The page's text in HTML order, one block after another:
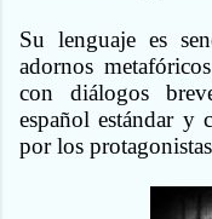
Su lenguaje es
adornos
con diálogos
español estándar y
por los